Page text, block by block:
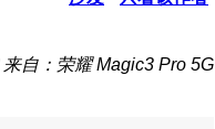
来自：荣耀 Magic3 Pro 5G